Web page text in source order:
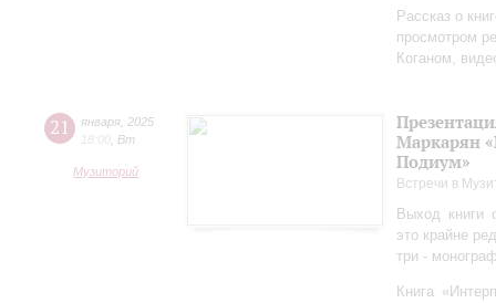
Рассказ о
просмотром
Коганом,
21 января 2025
18:00 Вт
Музиторий
Маркарян
Подиум»
Встречи в
Выход книги
это крайне
три -
Книга